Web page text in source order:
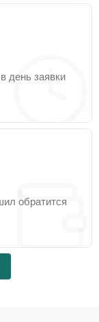
день заявки
обратится